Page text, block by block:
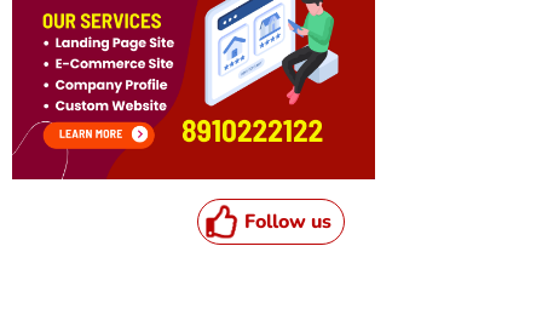
Follow us